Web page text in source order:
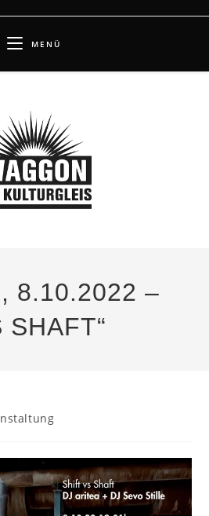
MENÜ
8.10.2022 –
SHAFT“